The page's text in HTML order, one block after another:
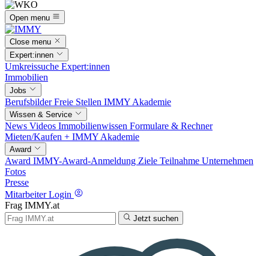
Open menu
Close menu
Expert:innen
Umkreissuche Expert:innen
Immobilien
Jobs
BerufsbilderFreie Stellen IMMY Akademie
Wissen & Service
News Videos Immobilienwissen Formulare & Rechner
Mieten/Kaufen + IMMY Akademie
Award
Award IMMY-Award-Anmeldung Ziele Teilnahme Unternehmen
Fotos
Presse
Mitarbeiter Login
Frag IMMY.at
Jetzt suchen